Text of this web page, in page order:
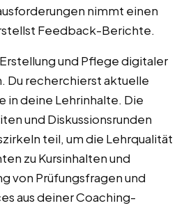
nimmt einen
Feedback-Berichte.
und Pflege digitaler
Du recherchierst aktuelle
in deine Lehrinhalte. Die
und Diskussionsrunden
teil, um die Lehrqualität
zu Kursinhalten und
von Prüfungsfragen und
aus deiner Coaching-